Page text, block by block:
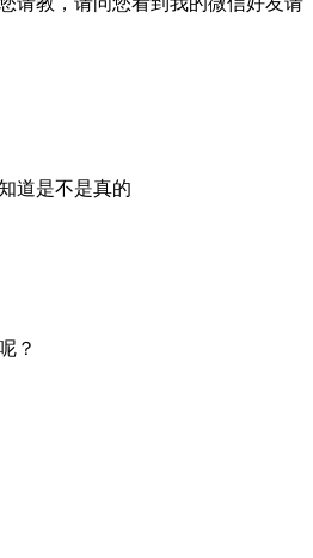
道是不是真的
？